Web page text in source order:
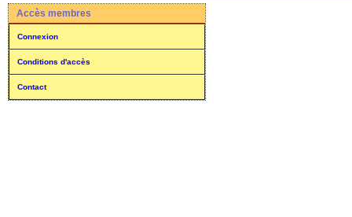
Accès membres
Connexion
Conditions d'accès
Contact